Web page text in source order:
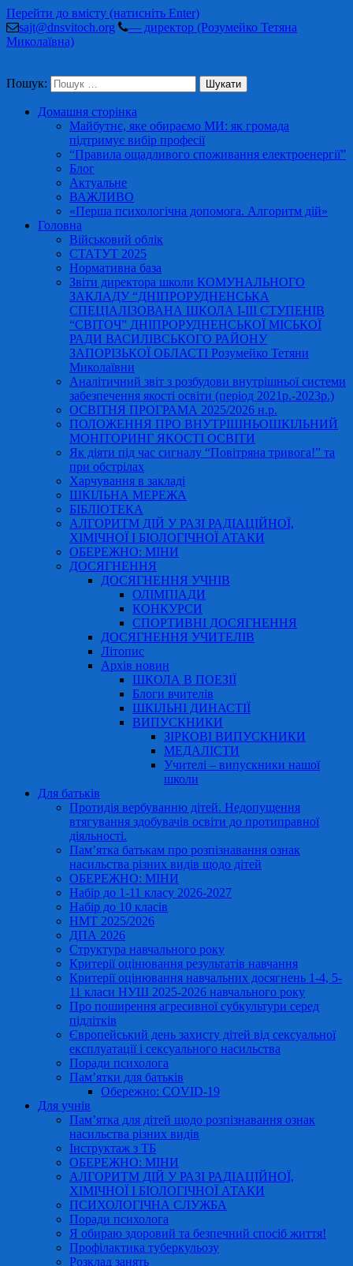
Перейти до вмісту (натисніть Enter)
sajt@dnsvitoch.org
— директор (Розумейко Тетяна
Миколаївна)
Пошук:
Домашня сторінка
Майбутнє, яке обираємо МИ: як громада
підтримує вибір професії
“Правила ощадливого споживання електроенергії”
Блог
Актуальне
ВАЖЛИВО
«Перша психологічна допомога. Алгоритм дій»
Головна
Військовий облік
СТАТУТ 2025
Нормативна база
Звіти директора школи КОМУНАЛЬНОГО
ЗАКЛАДУ “ДНІПРОРУДНЕНСЬКА
СПЕЦІАЛІЗОВАНА ШКОЛА І-ІІІ СТУПЕНІВ
“СВІТОЧ” ДНІПРОРУДНЕНСЬКОЇ МІСЬКОЇ
РАДИ ВАСИЛІВСЬКОГО РАЙОНУ
ЗАПОРІЗЬКОЇ ОБЛАСТІ Розумейко Тетяни
Миколаївни
Аналітичний звіт з розбудови внутрішньої системи
забезпечення якості освіти (період 2021р.-2023р.)
ОСВІТНЯ ПРОГРАМА 2025/2026 н.р.
ПОЛОЖЕННЯ ПРО ВНУТРІШНЬОШКІЛЬНИЙ
МОНІТОРИНГ ЯКОСТІ ОСВІТИ
Як діяти під час сигналу “Повітряна тривога!” та
при обстрілах
Харчування в закладі
ШКІЛЬНА МЕРЕЖА
БІБЛІОТЕКА
АЛГОРИТМ ДІЙ У РАЗІ РАДІАЦІЙНОЇ,
ХІМІЧНОЇ І БІОЛОГІЧНОЇ АТАКИ
ОБЕРЕЖНО: МІНИ
ДОСЯГНЕННЯ
ДОСЯГНЕННЯ УЧНІВ
ОЛІМПІАДИ
КОНКУРСИ
СПОРТИВНІ ДОСЯГНЕННЯ
ДОСЯГНЕННЯ УЧИТЕЛІВ
Літопис
Архів новин
ШКОЛА В ПОЕЗІЇ
Блоги вчителів
ШКІЛЬНІ ДИНАСТІЇ
ВИПУСКНИКИ
ЗІРКОВІ ВИПУСКНИКИ
МЕДАЛІСТИ
Учителі – випускники нашої
школи
Для батьків
Протидія вербуванню дітей. Недопущення
втягування здобувачів освіти до протиправної
діяльності.
Пам’ятка батькам про розпізнавання ознак
насильства різних видів щодо дітей
ОБЕРЕЖНО: МІНИ
Набір до 1-11 класу 2026-2027
Набір до 10 класів
НМТ 2025/2026
ДПА 2026
Структура навчального року
Критерії оцінювання результатів навчання
Критерії оцінювання навчальних досягнень 1-4, 5-
11 класи НУШ 2025-2026 навчального року
Про поширення агресивної субкультури серед
підлітків
Європейський день захисту дітей від сексуальної
експлуатації і сексуального насильства
Поради психолога
Пам’ятки для батьків
Обережно: COVID-19
Для учнів
Пам’ятка для дітей щодо розпізнавання ознак
насильства різних видів
Інструктаж з ТБ
ОБЕРЕЖНО: МІНИ
АЛГОРИТМ ДІЙ У РАЗІ РАДІАЦІЙНОЇ,
ХІМІЧНОЇ І БІОЛОГІЧНОЇ АТАКИ
ПСИХОЛОГІЧНА СЛУЖБА
Поради психолога
Я обираю здоровий та безпечний спосіб життя!
Профілактика туберкульозу
Розклад занять